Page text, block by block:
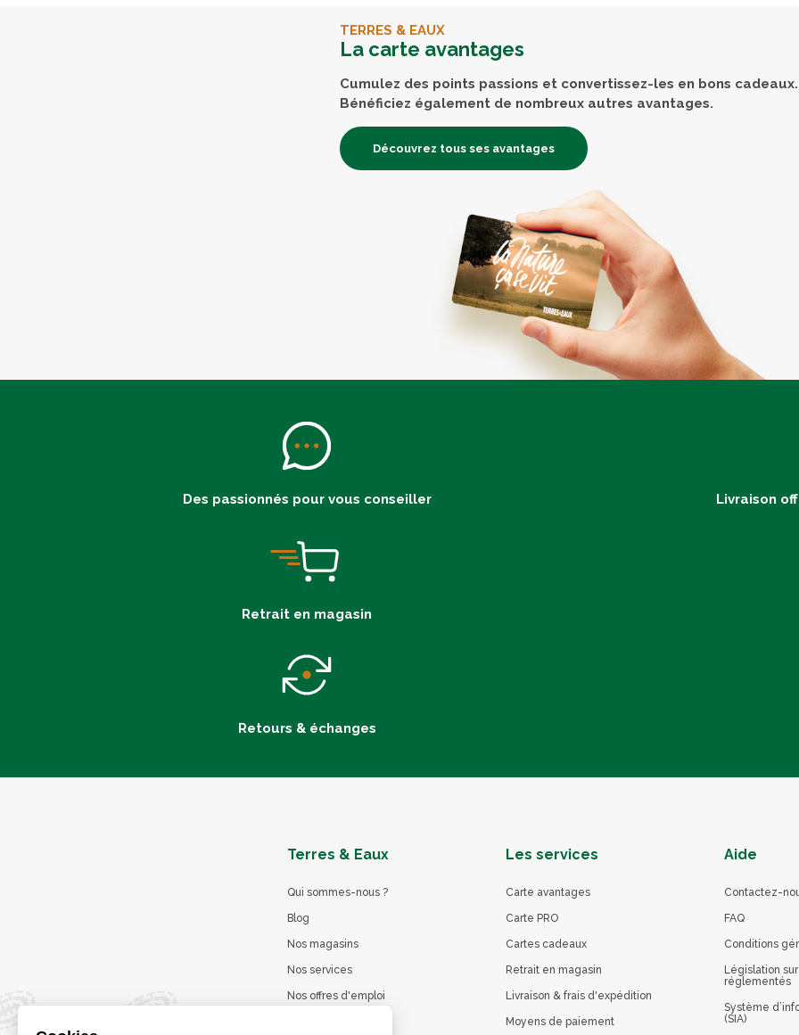
TERRES & EAUX
La carte avantages
Cumulez des points passions et convertissez-les en bons cadeaux.
Bénéficiez également de nombreux autres avantages.
Découvrez tous ses avantages
Des passionnés pour vous conseiller Livraison
Retrait en magasin
Retours & échanges
Terres & Eaux
Qui sommes-nous ?
Blog
Nos magasins
Nos services
Nos offres d'emploi
Les services
Carte avantages
Carte PRO
Cartes cadeaux
Retrait en magasin
Livraison & frais d'expédition
Moyens de paiement
Aide
Contactez-
FAQ
Conditions
Législation
réglementés
Système
(SIA)